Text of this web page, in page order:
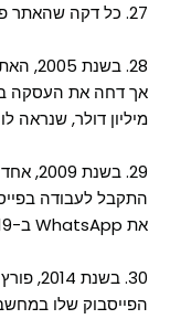
27. כל דקה שהאתר פייסבוק מושבת, הוא מפסיד 25,000 דולר.
מיליון דולר, שנראה
התקבל לעבודה
את WhatsApp ב-19 מיליארד דולר.
30.
הפייסבוק שלו